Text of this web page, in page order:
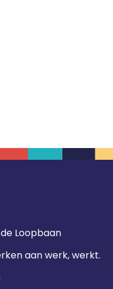
Loopbaan
aan werk, werkt.